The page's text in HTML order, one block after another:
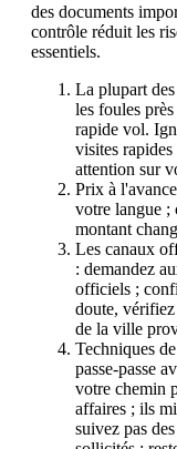
des documents
contrôle réduit les
essentiels.
La plupart
les foules
rapide vol.
visites
attention sur
Prix à
votre langue ;
montant
Les canaux
: demandez
officiels ;
doute, vérifiez
de la ville
Techniques
passe-passe
votre chemin
affaires ; ils
suivez pas